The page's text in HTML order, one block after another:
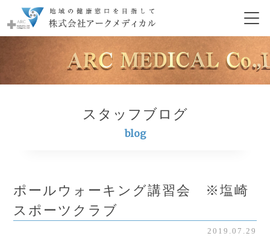
スタッフブログ
blog
ポールウォーキング講習会 ※塩崎
スポーツクラブ
2019.07.29